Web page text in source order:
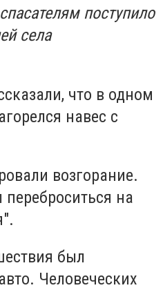
поступило
села
что в одном
навес с
возгорание.
переброситься на
был
Человеческих